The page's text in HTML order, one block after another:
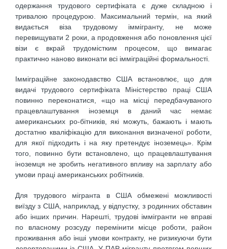
одержання трудового сертифіката є дуже складною і
тривалою процедурою. Максимальний термін, на який
видається віза трудовому іммігранту, не може
перевищувати 2 роки, а продовження або поновлення цієї
візи є вкрай трудомістким процесом, що вимагає
практично наново виконати всі імміграційні формальності.
Імміграційне законодавство США встановлює, що для
видачі трудового сертифіката Міністерство праці США
повинно переконатися, «що на місці передбачуваного
працевлаштування іноземця в даний час немає
американських ро-бітників, які можуть, бажають і мають
достатню кваліфікацію для виконання визначеної роботи,
для якої підходить і на яку претендує іноземець». Крім
того, повинно бути встановлено, що працевлаштування
іноземця не зробить негативного впливу на зарплату або
умови праці американських робітників.
Для трудового мігранта в США обмежені можливості
виїзду з США, наприклад, у відпустку, з родинних обставин
або інших причин. Нарешті, трудові іммігранти не вправі
по власному розсуду перемінити місце роботи, район
проживання або інші умови контракту, не ризикуючи бути